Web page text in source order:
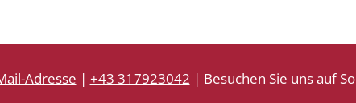
Adresse | +43 317923042 | Besuchen Sie uns auf